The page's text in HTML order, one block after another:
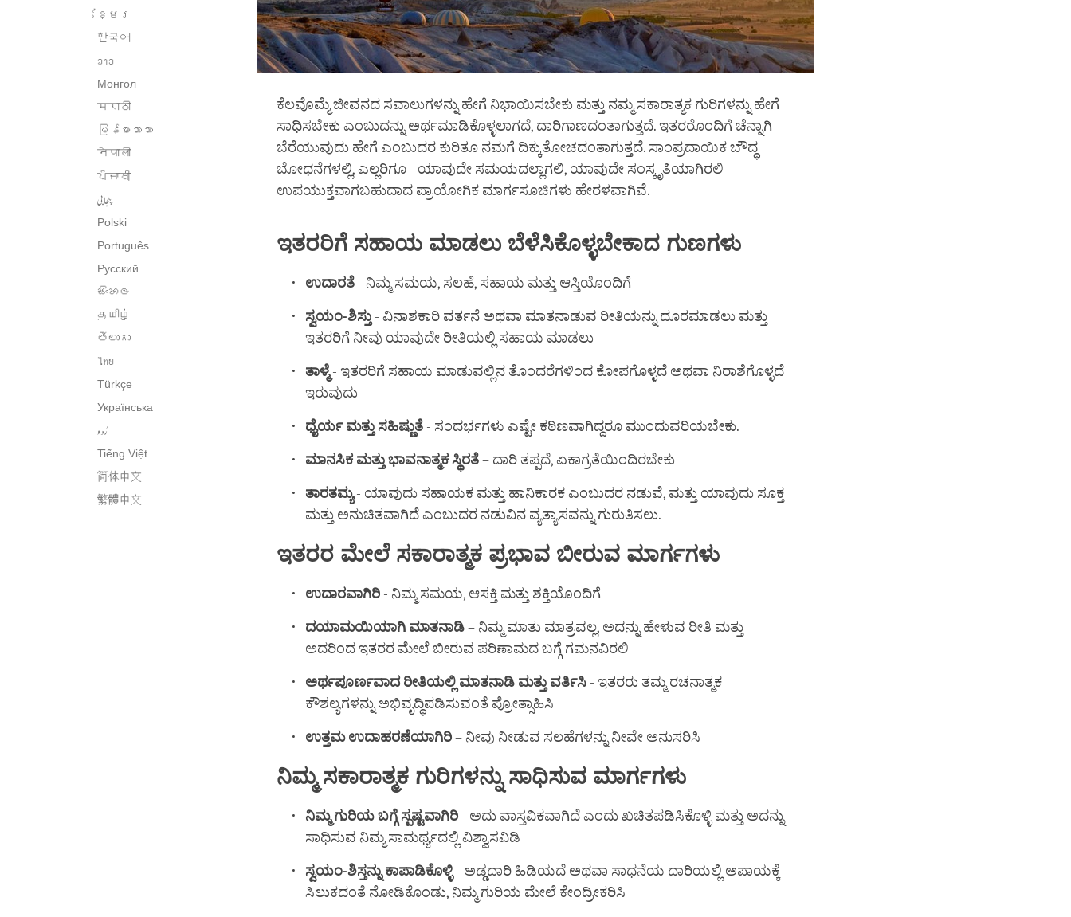
ខ្មែរ
한국어
ລາວ
Монгол
मराठी
မြန်မာဘာသာ
नेपाली
ਪੰਜਾਬੀ
پنجابی
Polski
Português
Русский
සිංහල
தமிழ்
తెలుగు
ไทย
Türkçe
Українська
اُردو
Tiếng Việt
简体中文
繁體中文
ಕೆಲವೊಮ್ಮೆ ಜೀವನದ ಸವಾಲುಗಳನ್ನು ಹೇಗೆ ನಿಭಾಯಿಸಬೇಕು ಮತ್ತು ನಮ್ಮ ಸಕಾರಾತ್ಮಕ ಗುರಿಗಳನ್ನು ಹೇಗೆ
ಸಾಧಿಸಬೇಕು ಎಂಬುದನ್ನು ಅರ್ಥಮಾಡಿಕೊಳ್ಳಲಾಗದೆ, ದಾರಿಗಾಣದಂತಾಗುತ್ತದೆ. ಇತರರೊಂದಿಗೆ ಚೆನ್ನಾಗಿ
ಬೆರೆಯುವುದು ಹೇಗೆ ಎಂಬುದರ ಕುರಿತೂ ನಮಗೆ ದಿಕ್ಕುತೋಚದಂತಾಗುತ್ತದೆ. ಸಾಂಪ್ರದಾಯಿಕ ಬೌದ್ಧ
ಬೋಧನೆಗಳಲ್ಲಿ, ಎಲ್ಲರಿಗೂ - ಯಾವುದೇ ಸಮಯದಲ್ಲಾಗಲಿ, ಯಾವುದೇ ಸಂಸ್ಕೃತಿಯಾಗಿರಲಿ -
ಉಪಯುಕ್ತವಾಗಬಹುದಾದ ಪ್ರಾಯೋಗಿಕ ಮಾರ್ಗಸೂಚಿಗಳು ಹೇರಳವಾಗಿವೆ.
ಇತರರಿಗೆ ಸಹಾಯ ಮಾಡಲು ಬೆಳೆಸಿಕೊಳ್ಳಬೇಕಾದ ಗುಣಗಳು
ಉದಾರತೆ - ನಿಮ್ಮ ಸಮಯ, ಸಲಹೆ, ಸಹಾಯ ಮತ್ತು ಆಸ್ತಿಯೊಂದಿಗೆ
ಸ್ವಯಂ-ಶಿಸ್ತು- ವಿನಾಶಕಾರಿ ವರ್ತನೆ ಅಥವಾ ಮಾತನಾಡುವ ರೀತಿಯನ್ನು ದೂರಮಾಡಲು ಮತ್ತು
ಇತರರಿಗೆ ನೀವು ಯಾವುದೇ ರೀತಿಯಲ್ಲಿ ಸಹಾಯ ಮಾಡಲು
ತಾಳ್ಮೆ- ಇತರರಿಗೆ ಸಹಾಯ ಮಾಡುವಲ್ಲಿನ ತೊಂದರೆಗಳಿಂದ ಕೋಪಗೊಳ್ಳದೆ ಅಥವಾ ನಿರಾಶೆಗೊಳ್ಳದೆ
ಇರುವುದು
ಧೈರ್ಯ ಮತ್ತು ಸಹಿಷ್ಣುತೆ - ಸಂದರ್ಭಗಳು ಎಷ್ಟೇ ಕಠಿಣವಾಗಿದ್ದರೂ ಮುಂದುವರಿಯಬೇಕು.
ಮಾನಸಿಕ ಮತ್ತುಭಾವನಾತ್ಮಕಸ್ಥಿರತೆ– ದಾರಿ ತಪ್ಪದೆ, ಏಕಾಗ್ರತೆಯಿಂದಿರಬೇಕು
ತಾರತಮ್ಯ- ಯಾವುದು ಸಹಾಯಕ ಮತ್ತು ಹಾನಿಕಾರಕ ಎಂಬುದರ ನಡುವೆ, ಮತ್ತು ಯಾವುದು ಸೂಕ್ತ
ಮತ್ತು ಅನುಚಿತವಾಗಿದೆ ಎಂಬುದರ ನಡುವಿನ ವ್ಯತ್ಯಾಸವನ್ನು ಗುರುತಿಸಲು.
ಇತರರ ಮೇಲೆ ಸಕಾರಾತ್ಮಕ ಪ್ರಭಾವ ಬೀರುವ ಮಾರ್ಗಗಳು
ಉದಾರವಾಗಿರಿ - ನಿಮ್ಮ ಸಮಯ, ಆಸಕ್ತಿ ಮತ್ತು ಶಕ್ತಿಯೊಂದಿಗೆ
ದಯಾಮಯಿಯಾಗಿ ಮಾತನಾಡಿ– ನಿಮ್ಮ ಮಾತು ಮಾತ್ರವಲ್ಲ, ಅದನ್ನು ಹೇಳುವ ರೀತಿ ಮತ್ತು
ಅದರಿಂದ ಇತರರ ಮೇಲೆ ಬೀರುವ ಪರಿಣಾಮದ ಬಗ್ಗೆ ಗಮನವಿರಲಿ
ಅರ್ಥಪೂರ್ಣವಾದ ರೀತಿಯಲ್ಲಿ ಮಾತನಾಡಿ ಮತ್ತು ವರ್ತಿಸಿ - ಇತರರು ತಮ್ಮ ರಚನಾತ್ಮಕ
ಕೌಶಲ್ಯಗಳನ್ನು ಅಭಿವೃದ್ಧಿಪಡಿಸುವಂತೆ ಪ್ರೋತ್ಸಾಹಿಸಿ
ಉತ್ತಮ ಉದಾಹರಣೆಯಾಗಿರಿ– ನೀವು ನೀಡುವ ಸಲಹೆಗಳನ್ನು ನೀವೇ ಅನುಸರಿಸಿ
ನಿಮ್ಮ ಸಕಾರಾತ್ಮಕ ಗುರಿಗಳನ್ನು ಸಾಧಿಸುವ ಮಾರ್ಗಗಳು
ನಿಮ್ಮ ಗುರಿಯಬಗ್ಗೆ ಸ್ಪಷ್ಟವಾಗಿರಿ - ಅದು ವಾಸ್ತವಿಕವಾಗಿದೆ ಎಂದು ಖಚಿತಪಡಿಸಿಕೊಳ್ಳಿ ಮತ್ತು ಅದನ್ನು
ಸಾಧಿಸುವ ನಿಮ್ಮ ಸಾಮರ್ಥ್ಯದಲ್ಲಿ ವಿಶ್ವಾಸವಿಡಿ
ಸ್ವಯಂ-ಶಿಸ್ತನ್ನು ಕಾಪಾಡಿಕೊಳ್ಳಿ- ಅಡ್ಡದಾರಿ ಹಿಡಿಯದೆ ಅಥವಾ ಸಾಧನೆಯ ದಾರಿಯಲ್ಲಿ ಅಪಾಯಕ್ಕೆ
ಸಿಲುಕದಂತೆ ನೋಡಿಕೊಂಡು, ನಿಮ್ಮ ಗುರಿಯ ಮೇಲೆ ಕೇಂದ್ರೀಕರಿಸಿ